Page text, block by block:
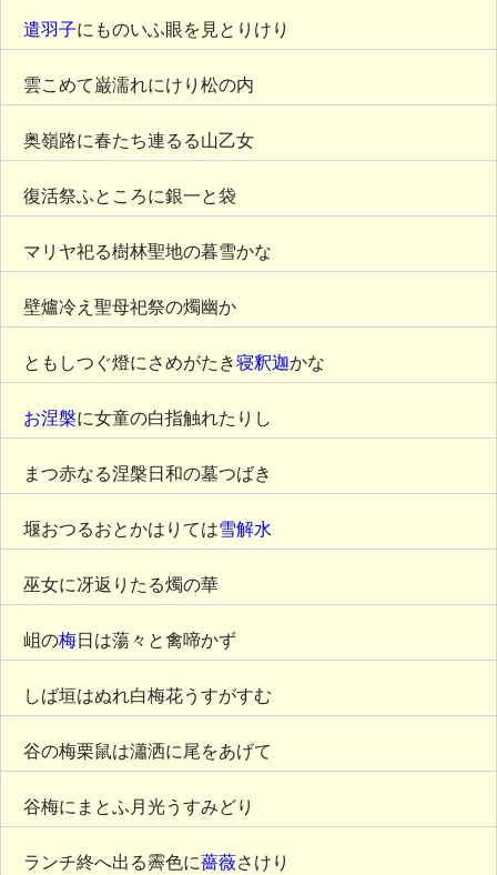
遣羽子にものいふ眼を見とりけり
雲こめて巌濡れにけり松の内
奥嶺路に春たち連るる山乙女
復活祭ふところに銀一と袋
マリヤ祀る樹林聖地の暮雪かな
壁爐冷え聖母祀祭の燭幽か
ともしつぐ燈にさめがたき寝釈迦かな
お涅槃に女童の白指触れたりし
まつ赤なる涅槃日和の墓つばき
堰おつるおとかはりては雪解水
巫女に冴返りたる燭の華
岨の梅日は蕩々と禽啼かず
しば垣はぬれ白梅花うすがすむ
谷の梅栗鼠は瀟洒に尾をあげて
谷梅にまとふ月光うすみどり
ランチ終へ出る霽色に薔薇さけり